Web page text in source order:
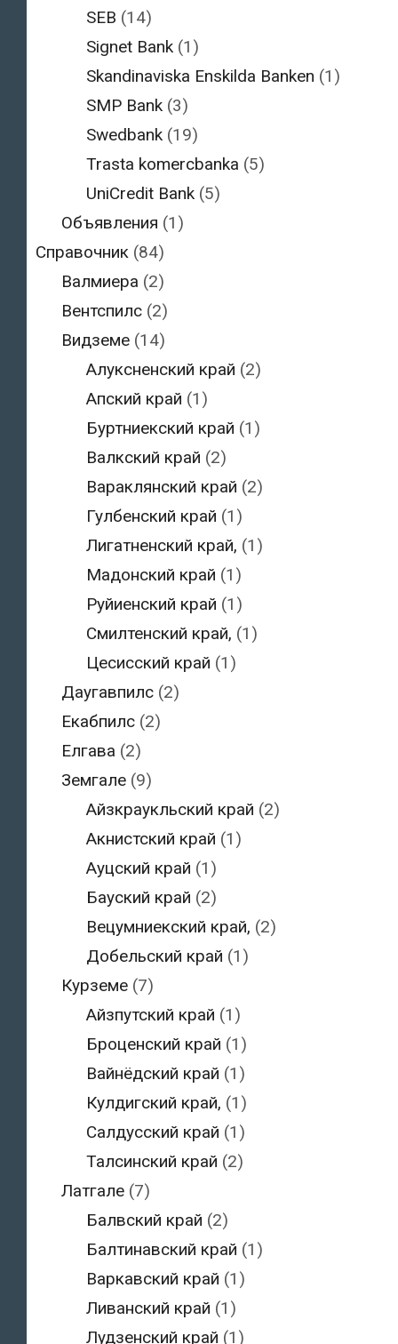
SEB (14)
Signet Bank (1)
Skandinaviska Enskilda Banken (1)
SMP Bank (3)
Swedbank (19)
Trasta komercbanka (5)
UniCredit Bank (5)
Объявления (1)
Справочник (84)
Валмиера (2)
Вентспилс(2)
Видземе(14)
Алуксненский край (2)
Апский край (1)
Буртниекский край (1)
Валкский край (2)
Вараклянский край (2)
Гулбенский край (1)
Лигатненский край, (1)
Мадонский край (1)
Руйиенский край (1)
Смилтенский край, (1)
Цесисский край (1)
Даугавпилс(2)
Екабпилс(2)
Елгава (2)
Земгале(9)
Айзкраукльский край (2)
Акнистский край (1)
Ауцский край (1)
Бауский край (2)
Вецумниекский край, (2)
Добельский край (1)
Курземе(7)
Айзпутский край (1)
Броценский край (1)
Вайнёдский край (1)
Кулдигский край, (1)
Салдусский край (1)
Талсинский край (2)
Латгале(7)
Балвский край (2)
Балтинавский край (1)
Варкавский край (1)
Ливанский край (1)
Лудзенский край (1)